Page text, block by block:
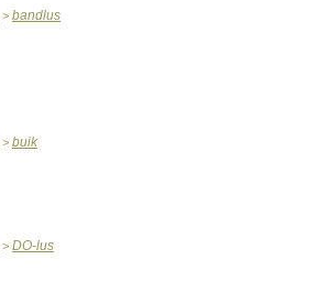
> bandlus
> buik
> DO-lus